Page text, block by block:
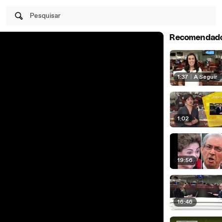
Pesquisar
1:37 A Seguir
1:02
19:56
16:46